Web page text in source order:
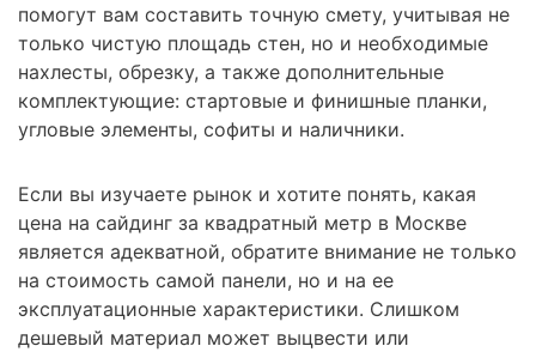
помогут вам составить точную смету, учитывая не
только чистую площадь стен, но и необходимые
нахлесты, обрезку, а также дополнительные
комплектующие: стартовые и финишные планки,
угловые элементы, софиты и наличники.
Если вы изучаете рынок и хотите понять, какая
цена на сайдинг за квадратный метр в Москве
является адекватной, обратите внимание не только
на стоимость самой панели, но и на ее
эксплуатационные характеристики. Слишком
дешевый материал может выцвести или